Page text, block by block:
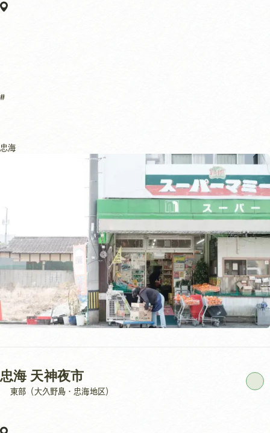
忠海
忠海 天神夜市
東部（大久野島・忠海地区）